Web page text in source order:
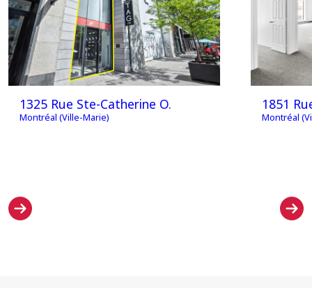
1325 Rue Ste-Catherine O.
Montréal (Ville-Marie)
1851
Montréal